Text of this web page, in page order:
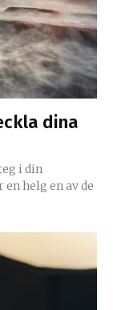
dina
i din
helg en av de